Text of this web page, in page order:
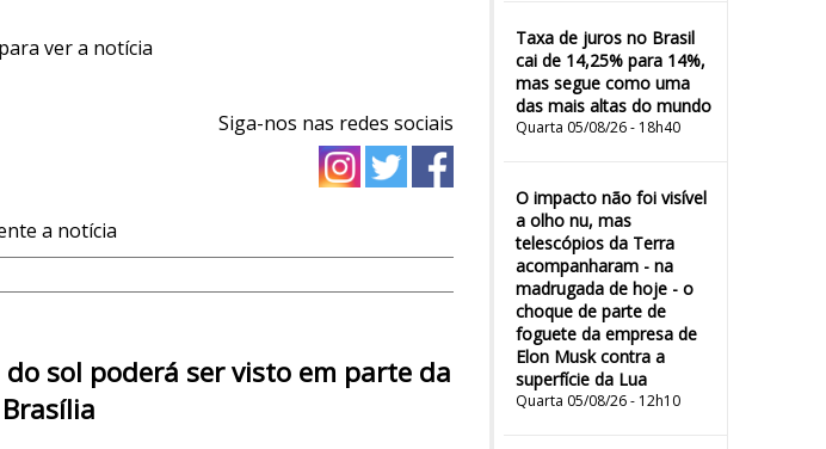
Taxa de juros no Brasil
cai de 14,25% para 14%,
mas segue como uma
das mais altas do mundo
Quarta 05/08/26 - 18h40
O impacto não foi visível
a olho nu, mas
telescópios da Terra
acompanharam - na
madrugada de hoje - o
choque de parte de
foguete da empresa de
Elon Musk contra a
superfície da Lua
Quarta 05/08/26 - 12h10
ver a notícia
Siga-nos nas redes sociais
a notícia
sol poderá ser visto em parte da